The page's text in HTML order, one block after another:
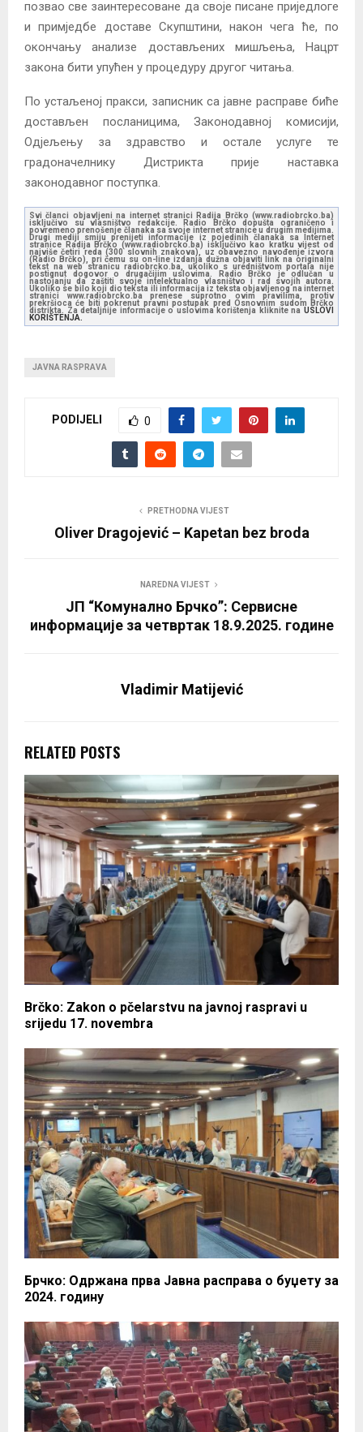
позвао све заинтересоване да своје писане приједлоге
и примједбе доставе Скупштини, након чега ће, по
окончању анализе достављених мишљења, Нацрт
закона бити упућен у процедуру другог читања.
По устаљеној пракси, записник са јавне расправе биће
достављен посланицима, Законодавној комисији,
Одјељењу за здравство и остале услуге те
градоначелнику Дистрикта прије наставка
законодавног поступка.
Svi članci objavljeni na internet stranici Radija Brčko (www.radiobrcko.ba)
isključivo su vlasništvo redakcije. Radio Brčko dopušta ograničeno i
povremeno prenošenje članaka sa svoje internet stranice u drugim medijima.
Drugi mediji smiju prenijeti informacije iz pojedinih članaka sa Internet
stranice Radija Brčko (www.radiobrcko.ba) isključivo kao kratku vijest od
najviše četiri reda (300 slovnih znakova), uz obavezno navođenje izvora
(Radio Brčko), pri čemu su on-line izdanja dužna objaviti link na originalni
tekst na web stranicu radiobrcko.ba, ukoliko s uredništvom portala nije
postignut dogovor o drugačijim uslovima. Radio Brčko je odlučan u
nastojanju da zaštiti svoje intelektualno vlasništvo i rad svojih autora.
Ukoliko se bilo koji dio teksta ili informacija iz teksta objavljenog na internet
stranici www.radiobrcko.ba prenese suprotno ovim pravilima, protiv
prekršioca će biti pokrenut pravni postupak pred Osnovnim sudom Brčko
distrikta. Za detaljnije informacije o uslovima korištenja kliknite na USLOVI
KORIŠTENJA.
JAVNA RASPRAVA
PODIJELI 0
PRETHODNA VIJEST
Oliver Dragojević – Kapetan bez broda
NAREDNA VIJEST
ЈП “Комунално Брчко”: Сервисне
информације за четвртак 18.9.2025. године
Vladimir Matijević
RELATED POSTS
Brčko: Zakon o pčelarstvu na javnoj raspravi u
srijedu 17. novembra
Брчко: Одржана прва Јавна расправа о буџету за
2024. годину